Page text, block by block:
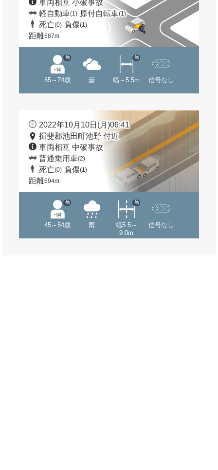
車両相互 小破事故
軽自動車(1) 原付自転車(1)
死亡(0) 負傷(1)
距離687m
65～74歳
他
曇 幅～5.5m
他
信号なし
2022年10月10日(月)06:41
揖斐郡池田町池野 付近
車両相互 中破事故
普通乗用車(2)
死亡(0) 負傷(1)
距離694m
45～54歳
他
雨
幅5.5～
9.0m
他
信号なし